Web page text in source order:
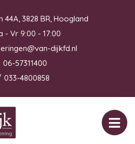
44A, 3828 BR, Hoogland
- Vr 9:00 - 17:00
dijkfd.nl
06-57311400
033-4800858